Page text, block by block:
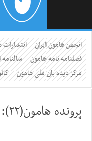
انجمن هامون ایران انتشارات
فصلنامه نامه هامون
مرکز دیده بان ملی هامون